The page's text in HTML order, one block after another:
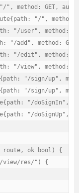
", method: GET,
"/",
"/user", method:
"/add", method:
"/edit", method:
"/view", method:
"/sign/up",
"/sign/up",
"/doSignIn",
"/doSignUp",
route, ok bool) {
view/res/") {